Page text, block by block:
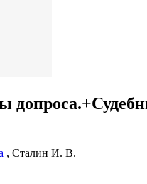
, Сталин И. В.